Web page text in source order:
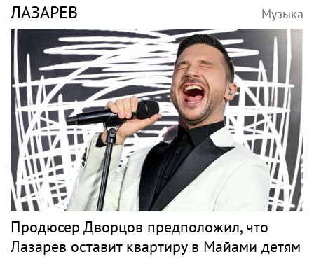
ЛАЗАРЕВ Музыка
Продюсер Дворцов предположил, что
Лазарев оставит квартиру в Майами детям